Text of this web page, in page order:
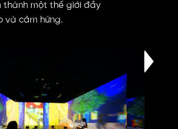
thành một thế giới đầy
và cảm hứng.